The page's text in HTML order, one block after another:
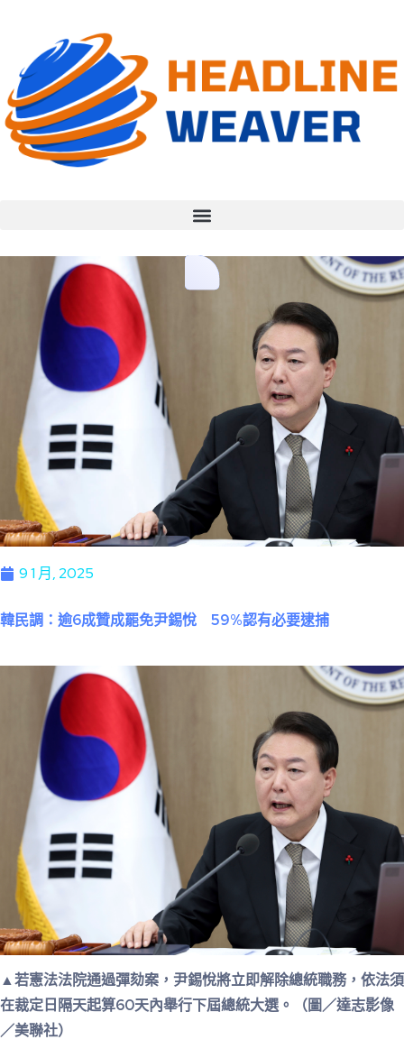
9 1 月, 2025
韓民調：逾6成贊成罷免尹錫悅 59%認有必要逮捕
▲若憲法法院通過彈劾案，尹錫悅將立即解除總統職務，依法須
在裁定日隔天起算60天內舉行下屆總統大選。（圖／達志影像
／美聯社）